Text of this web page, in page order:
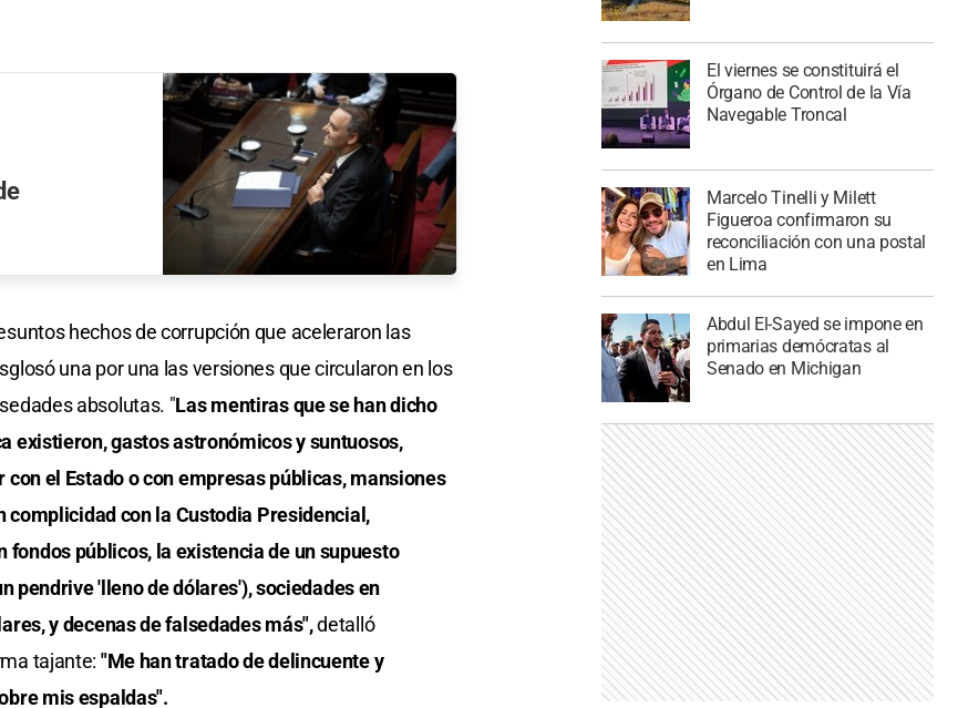
hechos de corrupción que aceleraron las
una por una las versiones que circularon en los
absolutas. "Las mentiras que se han dicho
existieron, gastos astronómicos y suntuosos,
el Estado o con empresas públicas, mansiones
complicidad con la Custodia Presidencial,
públicos, la existencia de un supuesto
pendrive 'lleno de dólares'), sociedades en
y decenas de falsedades más",detalló
tajante: "Me han tratado de delincuente y
mis espaldas".
El viernes se constituirá el
Órgano de Control de la Vía
Navegable Troncal
Marcelo Tinelli y Milett
Figueroa confirmaron su
reconciliación con una postal
en Lima
Abdul El-Sayed se impone en
primarias demócratas al
Senado en Michigan